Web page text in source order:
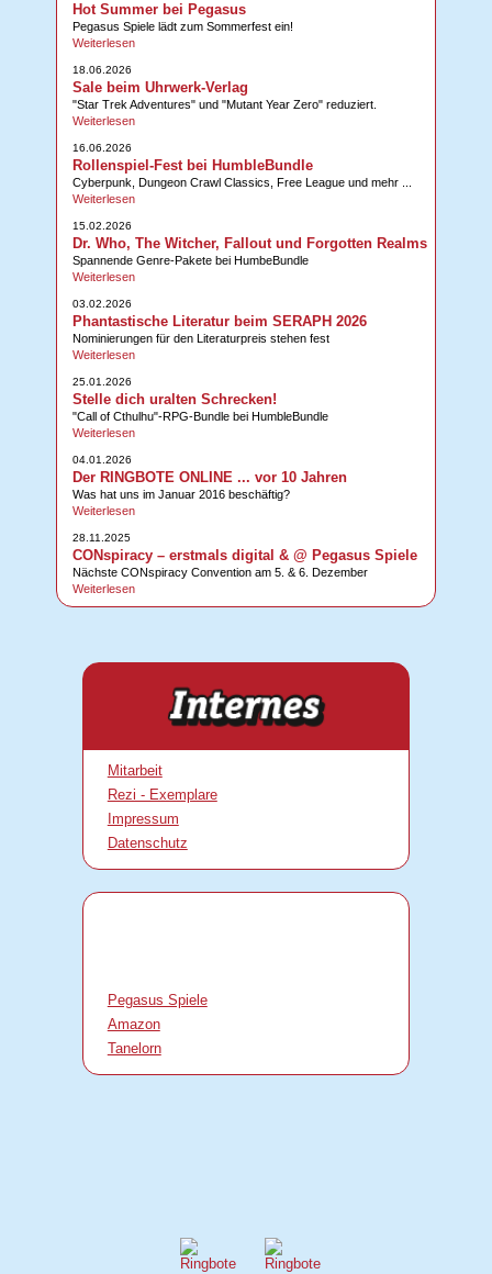
Hot Summer bei Pegasus
Pegasus Spiele lädt zum Sommerfest ein!
Weiterlesen
18.06.2026
Sale beim Uhrwerk-Verlag
"Star Trek Adventures" und "Mutant Year Zero" reduziert.
Weiterlesen
16.06.2026
Rollenspiel-Fest bei HumbleBundle
Cyberpunk, Dungeon Crawl Classics, Free League und mehr ...
Weiterlesen
15.02.2026
Dr. Who, The Witcher, Fallout und Forgotten Realms
Spannende Genre-Pakete bei HumbeBundle
Weiterlesen
03.02.2026
Phantastische Literatur beim SERAPH 2026
Nominierungen für den Literaturpreis stehen fest
Weiterlesen
25.01.2026
Stelle dich uralten Schrecken!
"Call of Cthulhu"-RPG-Bundle bei HumbleBundle
Weiterlesen
04.01.2026
Der RINGBOTE ONLINE ... vor 10 Jahren
Was hat uns im Januar 2016 beschäftig?
Weiterlesen
28.11.2025
CONspiracy – erstmals digital & @ Pegasus Spiele
Nächste CONspiracy Convention am 5. & 6. Dezember
Weiterlesen
Mitarbeit
Rezi - Exemplare
Impressum
Datenschutz
Pegasus Spiele
Amazon
Tanelorn